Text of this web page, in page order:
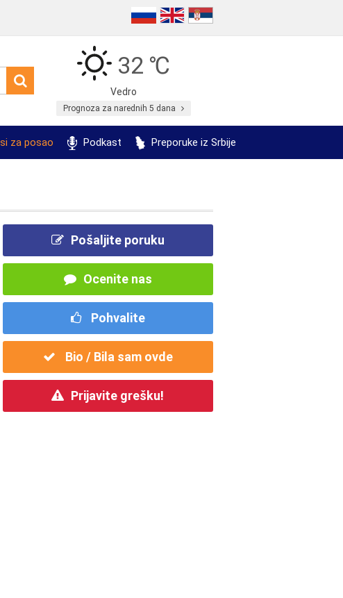
32 ℃
Vedro
Prognoza za narednih 5 dana
za posao Podkast Preporuke iz Srbije
Pošaljite poruku
Ocenite nas
Pohvalite
Bio / Bila sam ovde
Prijavite grešku!